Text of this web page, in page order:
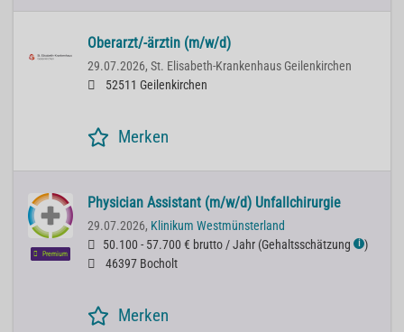
Oberarzt/-ärztin (m/w/d)
29.07.2026, St. Elisabeth-Krankenhaus Geilenkirchen
52511 Geilenkirchen
Merken
Premium
Physician Assistant (m/w/d) Unfallchirurgie
29.07.2026, Klinikum Westmünsterland
50.100 - 57.700 € brutto / Jahr (Gehaltsschätzung ℹ )
46397 Bocholt
Merken